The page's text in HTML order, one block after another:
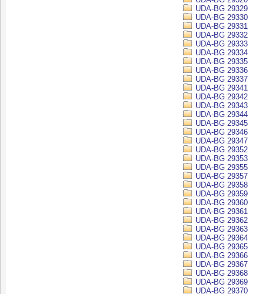
UDA-BG 29329
UDA-BG 29330
UDA-BG 29331
UDA-BG 29332
UDA-BG 29333
UDA-BG 29334
UDA-BG 29335
UDA-BG 29336
UDA-BG 29337
UDA-BG 29341
UDA-BG 29342
UDA-BG 29343
UDA-BG 29344
UDA-BG 29345
UDA-BG 29346
UDA-BG 29347
UDA-BG 29352
UDA-BG 29353
UDA-BG 29355
UDA-BG 29357
UDA-BG 29358
UDA-BG 29359
UDA-BG 29360
UDA-BG 29361
UDA-BG 29362
UDA-BG 29363
UDA-BG 29364
UDA-BG 29365
UDA-BG 29366
UDA-BG 29367
UDA-BG 29368
UDA-BG 29369
UDA-BG 29370